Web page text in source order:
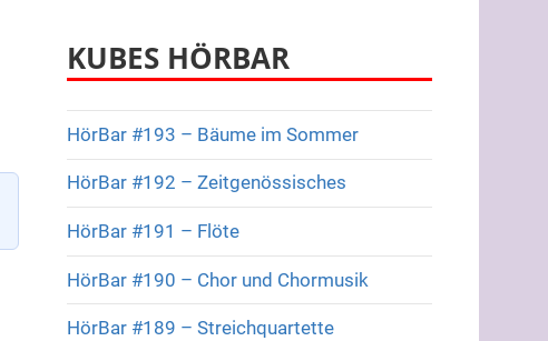
KUBES HÖRBAR
HörBar #193 – Bäume im Sommer
HörBar #192 – Zeitgenössisches
HörBar #191 – Flöte
HörBar #190 – Chor und Chormusik
HörBar #189 – Streichquartette